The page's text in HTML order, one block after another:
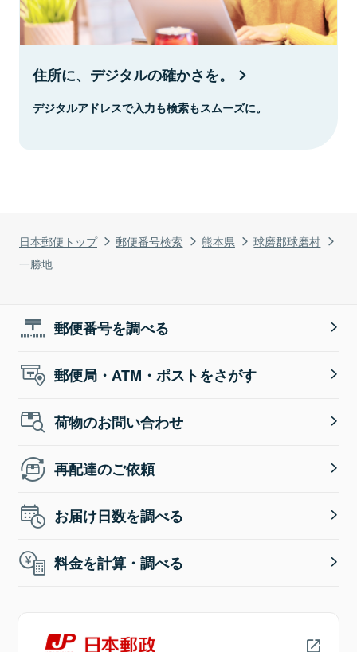
日本郵便トップ 郵便番号検索 熊本県
球磨郡球磨村
一勝地
住所に、デジタルの確かさを。
デジタルアドレスで入力も検索もスムーズに。
郵便番号を調べる
郵便局・ATM・ポストをさがす
荷物のお問い合わせ
再配達のご依頼
お届け日数を調べる
料金を計算・調べる